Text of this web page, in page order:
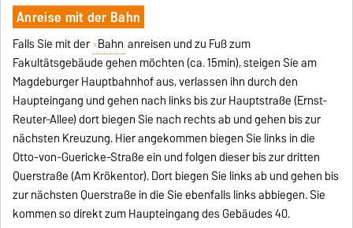
Anreise mit der Bahn
Falls Sie mit der Bahn anreisen und zu Fuß zum
Fakultätsgebäude gehen möchten (ca. 15min), steigen Sie am
Magdeburger Hauptbahnhof aus, verlassen ihn durch den
Haupteingang und gehen nach links bis zur Hauptstraße (Ernst-
Reuter-Allee) dort biegen Sie nach rechts ab und gehen bis zur
nächsten Kreuzung. Hier angekommen biegen Sie links in die
Otto-von-Guericke-Straße ein und folgen dieser bis zur dritten
Querstraße (Am Krökentor). Dort biegen Sie links ab und gehen bis
zur nächsten Querstraße in die Sie ebenfalls links abbiegen. Sie
kommen so direkt zum Haupteingang des Gebäudes 40.